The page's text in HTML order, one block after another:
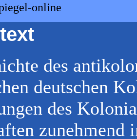
online
des
deutschen
des
zunehmend